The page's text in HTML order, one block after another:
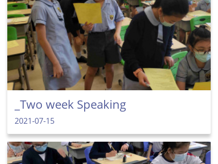
_Two week Speaking
2021-07-15